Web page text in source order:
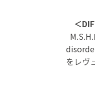
＜
をレヴ